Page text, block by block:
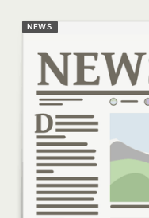
NEWS